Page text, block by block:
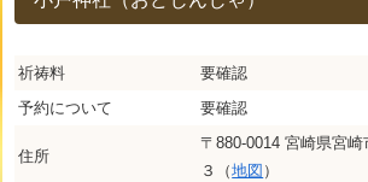
祈祷料
要確認
予約について
要確認
住所
〒880-0014 宮崎県宮
３（地図 ）